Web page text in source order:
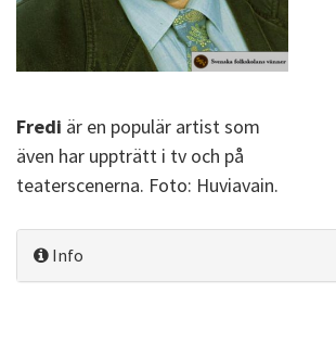
Fredi är en populär artist som
även har uppträtt i tv och på
teaterscenerna. Foto: Huviavain.
Info